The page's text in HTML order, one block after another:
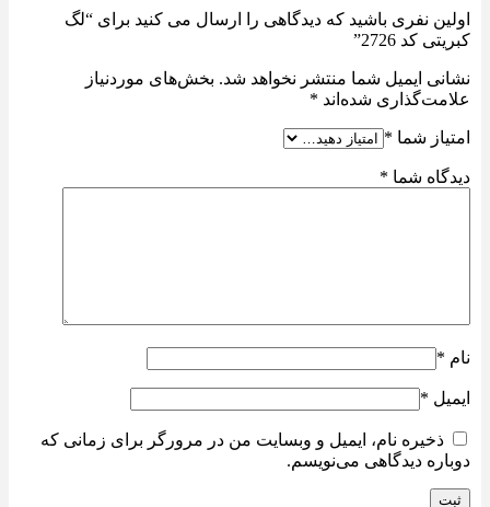
اولین نفری باشید که دیدگاهی را ارسال می کنید برای “لگ
کبریتی کد 2726”
نشانی ایمیل شما منتشر نخواهد شد. بخش‌های موردنیاز
علامت‌گذاری شده‌اند *
امتیاز شما *
دیدگاه شما *
نام *
ایمیل *
ذخیره نام، ایمیل و وبسایت من در مرورگر برای زمانی که
دوباره دیدگاهی می‌نویسم.